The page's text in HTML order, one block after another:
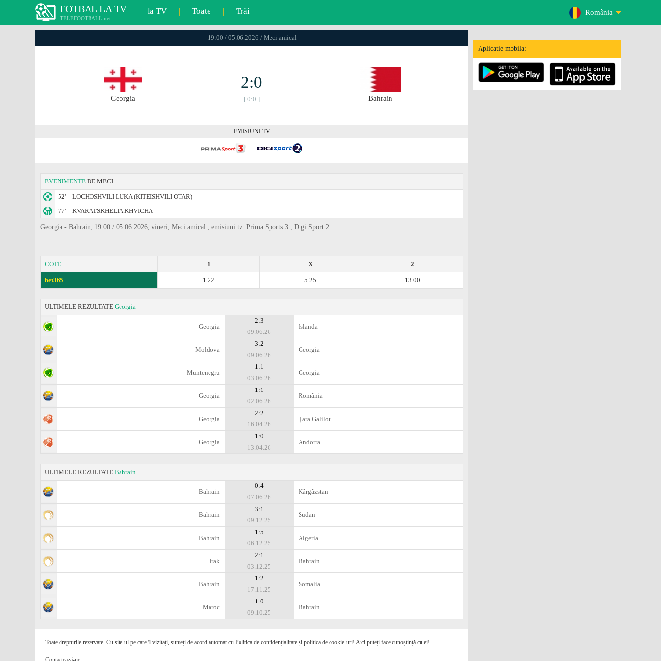
FOTBAL LA TV
TELEFOOTBALL.net
la TV | Toate | Trăi România
Aplicatie mobila:
19:00 / 05.06.2026 / Meci amical
Georgia
2:0
[ 0:0 ] Bahrain
EMISIUNI TV
EVENIMENTE DE MECI
52'
LOCHOSHVILI LUKA (KITEISHVILI OTAR)
77'
KVARATSKHELIA KHVICHA
Georgia - Bahrain, 19:00 / 05.06.2026, vineri, Meci amical , emisiuni tv: Prima Sports 3 , Digi Sport 2
COTE 2
X
1
bet365 13.00
5.25
1.22
ULTIMELE REZULTATE Georgia
Georgia
2:3
09.06.26
Islanda
Moldova
3:2
09.06.26
Georgia
Muntenegru
1:1
03.06.26
Georgia
Georgia
1:1
02.06.26
România
Georgia
2:2
16.04.26
Țara Galilor
Georgia
1:0
13.04.26
Andorra
ULTIMELE REZULTATE Bahrain
Bahrain
0:4
07.06.26
Kârgâzstan
Bahrain
3:1
09.12.25
Sudan
Bahrain
1:5
06.12.25
Algeria
Irak
2:1
03.12.25
Bahrain
Bahrain
1:2
17.11.25
Somalia
Maroc
1:0
09.10.25
Bahrain
Toate drepturile rezervate. Cu site-ul pe care îl vizitați, sunteți de acord automat cu Politica de confidențialitate și politica de cookie-uri! Aici puteți face cunoștință cu ei!
Contactează-ne: